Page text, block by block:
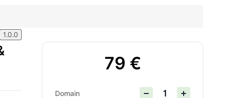
1.0.0
79 €
Domain